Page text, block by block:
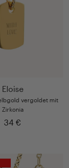
Eloise
vergoldet mit
Zirkonia
34 €